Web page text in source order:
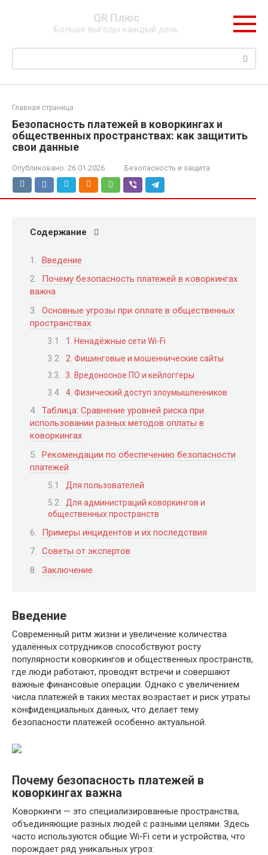
QR Плюс
Больше выгоды каждый день
Поиск:
Главная страница
Безопасность платежей в коворкингах и
общественных пространствах: как защитить
свои данные
Опубликовано: 26.01.2026 Безопасность и защита
Содержание
Введение
Почему безопасность платежей в коворкингах
важна
Основные угрозы при оплате в общественных
пространствах
1. Ненадёжные сети Wi-Fi
2. Фишинговые и мошеннические сайты
3. Вредоносное ПО и кейлоггеры
4. Физический доступ злоумышленников
Таблица: Сравнение уровней риска при
использовании разных методов оплаты в
коворкингах
Рекомендации по обеспечению безопасности
платежей
Для пользователей
Для администраций коворкингов и
общественных пространств
Примеры инцидентов и их последствия
Советы от экспертов
Заключение
Введение
Современный ритм жизни и увеличение количества
удалённых сотрудников способствуют росту
популярности коворкингов и общественных пространств,
где люди работают, проводят встречи и совершают
важные финансовые операции. Однако с увеличением
числа платежей в таких местах возрастает и риск утраты
конфиденциальных данных, что делает тему
безопасности платежей особенно актуальной.
Почему безопасность платежей в
коворкингах важна
Коворкинги — это специализированные пространства,
объединяющие разных людей с разными целями. Здесь
часто используются общие Wi-Fi сети и устройства, что
порождает ряд уникальных угроз: